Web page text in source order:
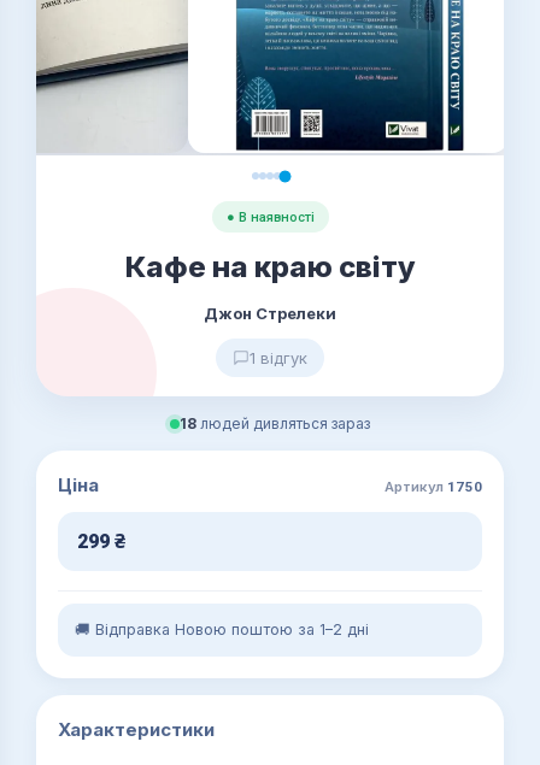
● В наявності
Кафе на краю світу
Джон Стрелеки
1 відгук
18 людей дивляться зараз
Ціна Артикул 1750
299 ₴
🚚 Відправка Новою поштою за 1–2 дні
Характеристики